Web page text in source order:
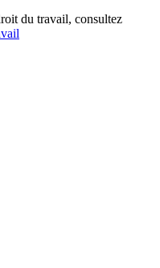
du travail, consultez